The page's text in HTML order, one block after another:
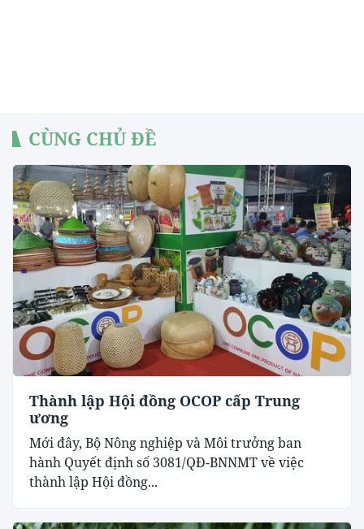
CÙNG CHỦ ĐỀ
Thành lập Hội đồng OCOP cấp Trung
ương
Mới đây, Bộ Nông nghiệp và Môi trưởng ban
hành Quyết định số 3081/QĐ-BNNMT về việc
thành lập Hội đồng...